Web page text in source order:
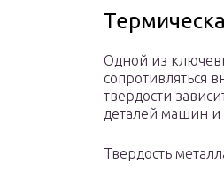
Одной из
сопротивляться
твердости
деталей машин и
Твердость